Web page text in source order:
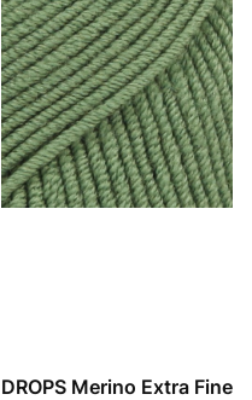
DROPS Merino Extra Fine